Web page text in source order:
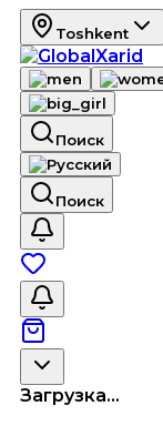
Toshkent
Поиск
Поиск
Загрузка...